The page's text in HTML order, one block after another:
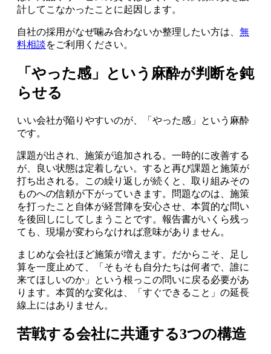
計してこなかったことに起因します。
自社の採用がなぜ噛み合わないか整理したい方は、 無
料相談をご利用ください。
「やった感」という麻酔が判断を鈍
らせる
いい会社が陥りやすいのが、「やった感」という麻酔
です。
課題が出され、施策が追加される。一時的に改善する
が、良い状態は定着しない。すると再び課題と施策が
打ち出される。この繰り返しが続くと、取り組みその
ものへの信頼が下がっていきます。問題なのは、施策
を打ったこと自体が経営陣を安心させ、本質的な問い
を後回しにしてしまうことです。報告書がいくら残っ
ても、現場が変わらなければ意味がありません。
まじめな会社ほど施策が増えます。だからこそ、足し
算を一度止めて、「そもそも自分たちは何者で、誰に
来てほしいのか」という根っこの問いに戻る必要があ
ります。本質的な変化は、「すぐできること」の延長
線上にはありません。
苦戦する会社に共通する3つの構造